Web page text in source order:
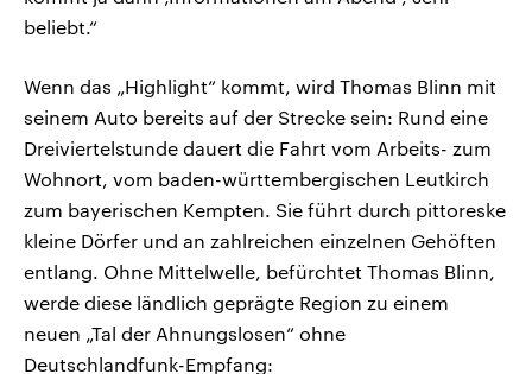
beliebt.“
Wenn das „Highlight“ kommt, wird Thomas Blinn mit
seinem Auto bereits auf der Strecke sein: Rund eine
Dreiviertelstunde dauert die Fahrt vom Arbeits- zum
Wohnort, vom baden-württembergischen Leutkirch
zum bayerischen Kempten. Sie führt durch pittoreske
kleine Dörfer und an zahlreichen einzelnen Gehöften
entlang. Ohne Mittelwelle, befürchtet Thomas Blinn,
werde diese ländlich geprägte Region zu einem
neuen „Tal der Ahnungslosen“ ohne
Deutschlandfunk-Empfang: